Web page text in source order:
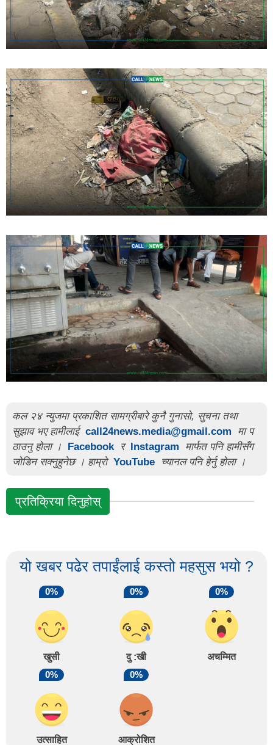
कल २४ न्युजमा प्रकाशित सामग्रीबारे कुनै गुनासो, सुचना तथा
सुझाव भए हामीलाई call24news.media@gmail.com
मा प
ठाउनु होला ।
Facebook र Instagram
मार्फत पनि हामीसँग
जोडिन सक्नुहुनेछ । हाम्रो YouTube च्यानल पनि हेर्नु होला ।
प्रतिक्रिया दिनुहोस्
यो खबर पढेर तपाईंलाई कस्तो महसुस भयो ?
0%
खुसी
0%
दु :खी
0%
अचम्मित
0%
उत्साहित
0%
आक्रोशित